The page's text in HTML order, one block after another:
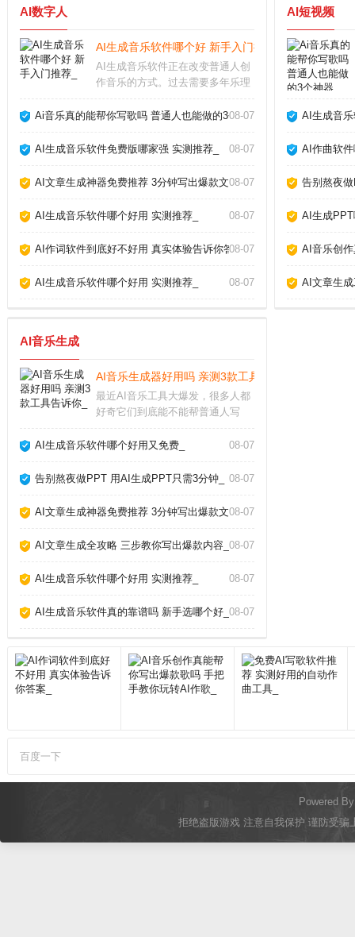
AI数字人
AI生成音乐软件哪个好 新手入门推荐_
AI生成音乐软件正在改变普通人创
作音乐的方式。过去需要多年乐理
就能生成完整曲目。这些工具降低
多不多、效果好不好、要不要付
Ai音乐真的能帮你写歌吗 普通人也能做的3个神器_
08-07
AI生成音乐软件免费版哪家强 实测推荐_ 08-07
AI文章生成神器免费推荐 3分钟写出爆款文章_
08-07
AI生成音乐软件哪个好用 实测推荐_ 08-07
AI作词软件到底好不好用 真实体验告诉你答案_
08-07
AI生成音乐软件哪个好用 实测推荐_ 08-07
AI短视频
AI生成音
AI作曲软
告别熬夜
AI生成
AI音乐创
AI文章生
AI音乐生成
AI音乐生成器好用吗 亲测3款工具告诉你_
最近AI音乐工具大爆发，很多人都
好奇它们到底能不能帮普通人写
乐爱好者，我发现现在的AI音乐生
人声，但离完美还有距离。下面分
AI生成音乐软件哪个好用又免费_ 08-07
告别熬夜做PPT 用AI生成PPT只需3分钟_ 08-07
AI文章生成神器免费推荐 3分钟写出爆款文章_
08-07
AI文章生成全攻略 三步教你写出爆款内容_ 08-07
AI生成音乐软件哪个好用 实测推荐_ 08-07
AI生成音乐软件真的靠谱吗 新手选哪个好_ 08-07
百度一下
Powered
拒绝盗版游戏 注意自我保护 谨防受